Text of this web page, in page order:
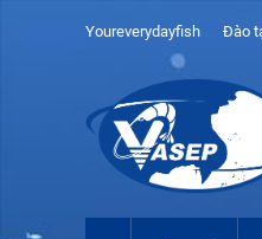
Youreverydayfish Đào